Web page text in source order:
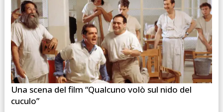
Una scena del film “Qualcuno volò sul nido del
cuculo”